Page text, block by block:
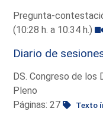
Pregunta-
(10:28 h. a 10:34 h.)
Diario de
DS. Congreso de
Pleno
Páginas: 27
Texto